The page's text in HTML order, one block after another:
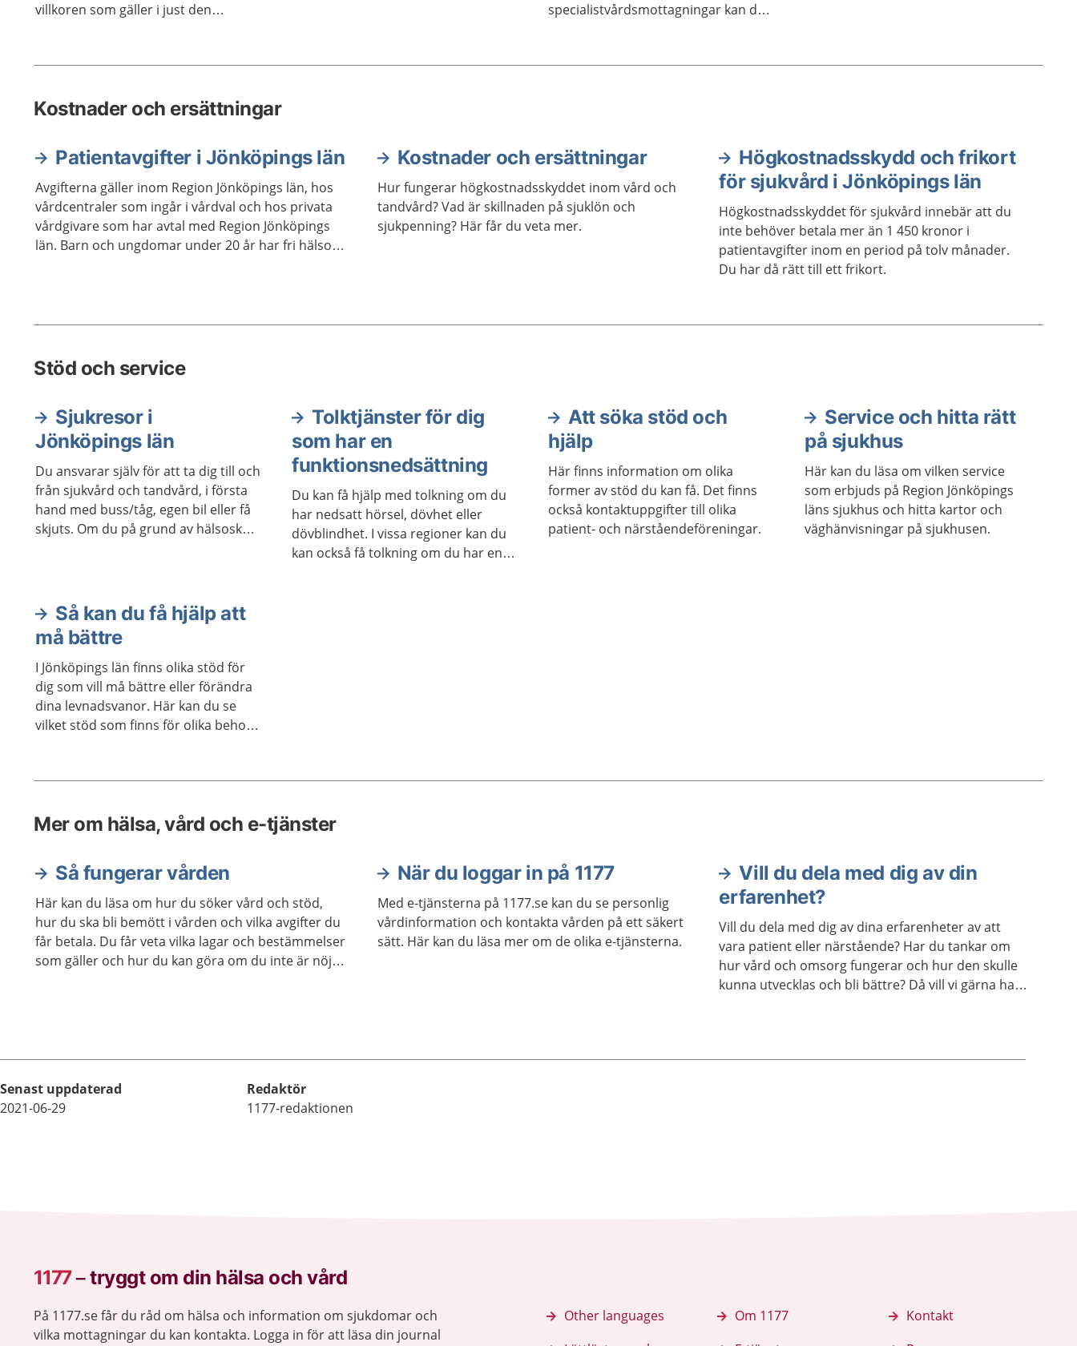
villkoren som gäller i just den
som gäller i Jönköpings län.
specialistvårdsmottagningar kan du
enklast boka tid hos om du först har
någon annan mottagning.
Kostnader och ersättningar
Patientavgifter i Jönköpings län
Avgifterna gäller inom Region Jönköpings län, hos
vårdcentraler som ingår i vårdval och hos privata
vårdgivare som har avtal med Region Jönköpings
län. Barn och ungdomar under 20 år har fri hälso-
Kostnader och ersättningar
Hur fungerar högkostnadsskyddet inom vård och
tandvård? Vad är skillnaden på sjuklön och
sjukpenning? Här får du veta mer.
Högkostnadsskydd och frikort
för sjukvård i Jönköpings län
Högkostnadsskyddet för sjukvård innebär att du
inte behöver betala mer än 1 450 kronor i
patientavgifter inom en period på tolv månader.
Du har då rätt till ett frikort.
Stöd och service
Sjukresor i
Jönköpings län
Du ansvarar själv för att ta dig till och
från sjukvård och tandvård, i första
hand med buss/tåg, egen bil eller få
skjuts. Om du på grund av hälsoskäl
folkbokföringsadress och en
vårdgivare. Sjukresan kan gälla för
vård inom Region Jönköpings län,
eller inom privata verksamheter som
Region Jönköpings län har avtal med.
Tolktjänster för dig
som har en
funktionsnedsättning
Du kan få hjälp med tolkning om du
har nedsatt hörsel, dövhet eller
dövblindhet. I vissa regioner kan du
kan också få tolkning om du har en
Att söka stöd och
hjälp
Här finns information om olika
former av stöd du kan få. Det finns
också kontaktuppgifter till olika
patient- och närståendeföreningar.
Service och hitta rätt
på sjukhus
Här kan du läsa om vilken service
som erbjuds på Region Jönköpings
läns sjukhus och hitta kartor och
väghänvisningar på sjukhusen.
Så kan du få hjälp att
må bättre
I Jönköpings län finns olika stöd för
dig som vill må bättre eller förändra
dina levnadsvanor. Här kan du se
vilket stöd som finns för olika behov
vill få hjälp att komma igång med
Mer om hälsa, vård och e-tjänster
Så fungerar vården
Här kan du läsa om hur du söker vård och stöd,
hur du ska bli bemött i vården och vilka avgifter du
får betala. Du får veta vilka lagar och bestämmelser
som gäller och hur du kan göra om du inte är nöjd
När du loggar in på 1177
Med e-tjänsterna på 1177.se kan du se personlig
vårdinformation och kontakta vården på ett säkert
sätt. Här kan du läsa mer om de olika e-tjänsterna.
Vill du dela med dig av din
erfarenhet?
Vill du dela med dig av dina erfarenheter av att
vara patient eller närstående? Har du tankar om
hur vård och omsorg fungerar och hur den skulle
kunna utvecklas och bli bättre? Då vill vi gärna ha
Senast uppdaterad
2021-06-29
Redaktör
1177-redaktionen
1177–tryggt om din hälsa och vård
På 1177.se får du råd om hälsa och information om sjukdomar och
vilka mottagningar du kan kontakta. Logga in för att läsa din journal
Other languages
Om 1177
Kontakt